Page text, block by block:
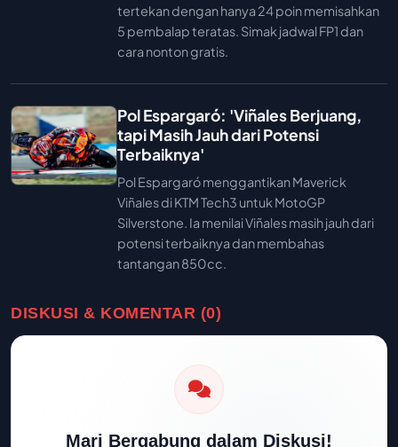
tertekan dengan hanya 24 poin memisahkan
5 pembalap teratas. Simak jadwal FP1 dan
cara nonton gratis.
Pol Espargaró: 'Viñales Berjuang,
tapi Masih Jauh dari Potensi
Terbaiknya'
Pol Espargaró menggantikan Maverick
Viñales di KTM Tech3 untuk MotoGP
Silverstone. Ia menilai Viñales masih jauh dari
potensi terbaiknya dan membahas
tantangan 850cc.
DISKUSI & KOMENTAR (0)
Mari Bergabung dalam Diskusi!